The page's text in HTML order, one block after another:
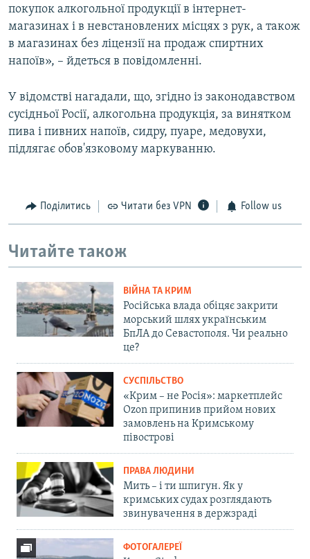
покупок алкогольної продукції в інтернет-
магазинах і в невстановлених місцях з рук, а також
в магазинах без ліцензії на продаж спиртних
напоїв», – йдеться в повідомленні.
У відомстві нагадали, що, згідно із законодавством
сусідньої Росії, алкогольна продукція, за винятком
пива і пивних напоїв, сидру, пуаре, медовухи,
підлягає обов'язковому маркуванню.
Поділитись Читати без VPN Follow us
Читайте також
ВІЙНА ТА КРИМ
Російська влада обіцяє закрити
морський шлях українським
БпЛА до Севастополя. Чи реально
це?
СУСПІЛЬСТВО
«Крим – не Росія»: маркетплейс
Ozon припинив прийом нових
замовлень на Кримському
півострові
ПРАВА ЛЮДИНИ
Мить – і ти шпигун. Як у
кримських судах розглядають
звинувачення в держзраді
ФОТОГАЛЕРЕЇ